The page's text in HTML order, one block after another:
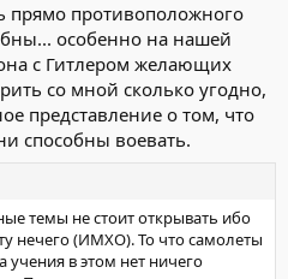
прямо противоположного
особенно на нашей
с Гитлером желающих
со мной сколько угодно,
представление о том, что
способны воевать.
темы не стоит открывать ибо
нечего (ИМХО). То что самолеты
учения в этом нет ничего